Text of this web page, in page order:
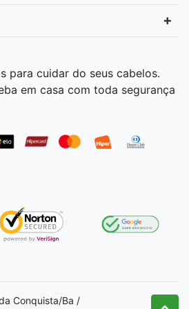
para cuidar do seus cabelos.
em casa com toda segurança
Conquista/Ba /